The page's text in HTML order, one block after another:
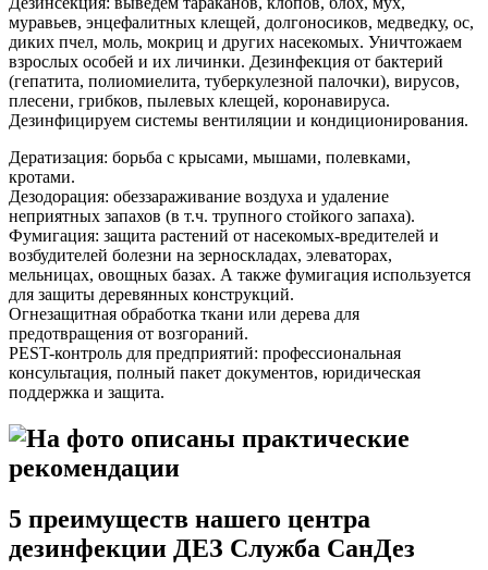
муравьев, энцефалитных клещей, долгоносиков, медведку, ос,
диких пчел, моль, мокриц и других насекомых. Уничтожаем
взрослых особей и их личинки. Дезинфекция от бактерий
(гепатита, полиомиелита, туберкулезной палочки), вирусов,
плесени, грибков, пылевых клещей, коронавируса.
Дезинфицируем системы вентиляции и кондиционирования.
Дератизация: борьба с крысами, мышами, полевками,
кротами.
Дезодорация: обеззараживание воздуха и удаление
неприятных запахов (в т.ч. трупного стойкого запаха).
Фумигация: защита растений от насекомых-вредителей и
возбудителей болезни на зерноскладах, элеваторах,
мельницах, овощных базах. А также фумигация используется
для защиты деревянных конструкций.
Огнезащитная обработка ткани или дерева для
предотвращения от возгораний.
PEST-контроль для предприятий: профессиональная
консультация, полный пакет документов, юридическая
поддержка и защита.
5 преимуществ нашего центра
дезинфекции ДЕЗ Служба СанДез